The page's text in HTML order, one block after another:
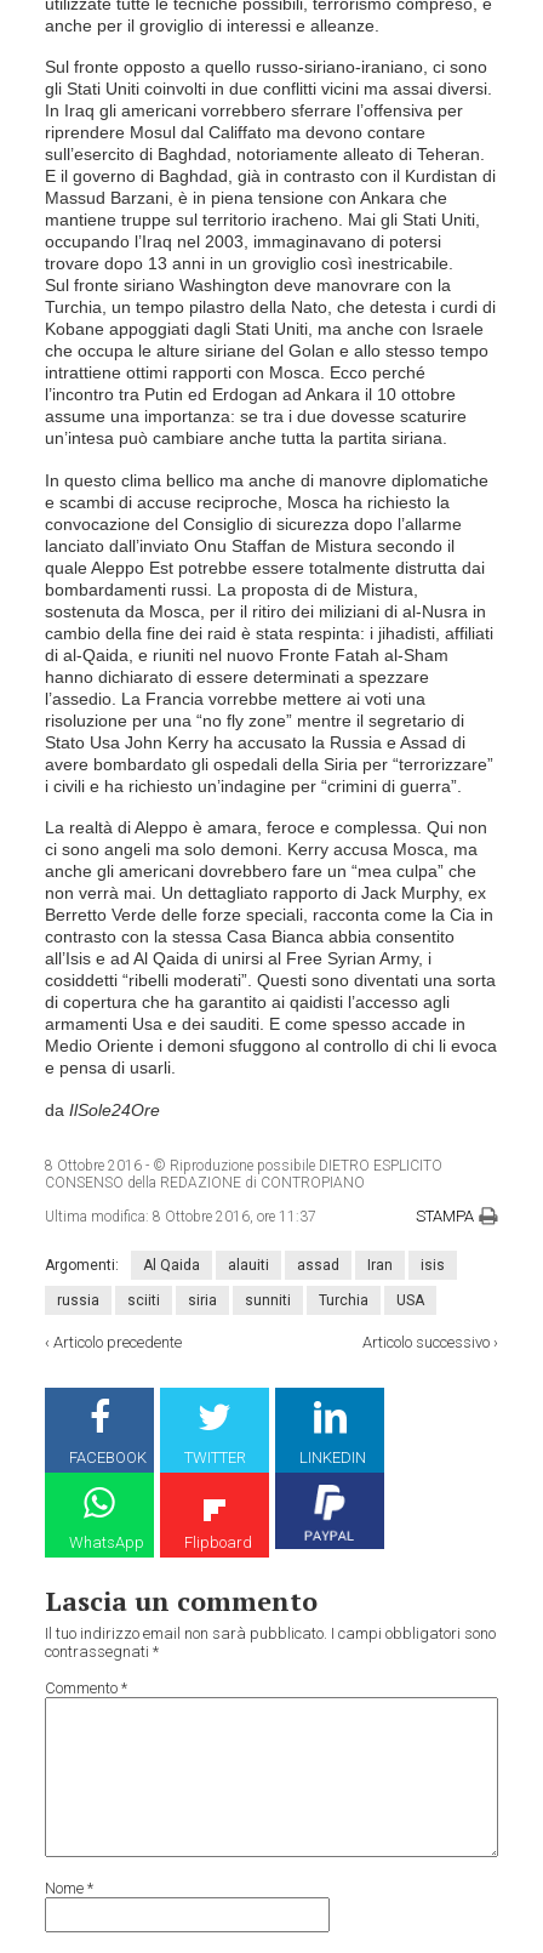
anche per il groviglio di interessi e alleanze.
Sul fronte opposto a quello russo-siriano-iraniano, ci sono
gli Stati Uniti coinvolti in due conflitti vicini ma assai diversi.
In Iraq gli americani vorrebbero sferrare l’offensiva per
riprendere Mosul dal Califfato ma devono contare
sull’esercito di Baghdad, notoriamente alleato di Teheran.
E il governo di Baghdad, già in contrasto con il Kurdistan di
Massud Barzani, è in piena tensione con Ankara che
mantiene truppe sul territorio iracheno. Mai gli Stati Uniti,
occupando l’Iraq nel 2003, immaginavano di potersi
trovare dopo 13 anni in un groviglio così inestricabile.
Sul fronte siriano Washington deve manovrare con la
Turchia, un tempo pilastro della Nato, che detesta i curdi di
Kobane appoggiati dagli Stati Uniti, ma anche con Israele
che occupa le alture siriane del Golan e allo stesso tempo
intrattiene ottimi rapporti con Mosca. Ecco perché
l’incontro tra Putin ed Erdogan ad Ankara il 10 ottobre
assume una importanza: se tra i due dovesse scaturire
un’intesa può cambiare anche tutta la partita siriana.
In questo clima bellico ma anche di manovre diplomatiche
e scambi di accuse reciproche, Mosca ha richiesto la
convocazione del Consiglio di sicurezza dopo l’allarme
lanciato dall’inviato Onu Staffan de Mistura secondo il
quale Aleppo Est potrebbe essere totalmente distrutta dai
bombardamenti russi. La proposta di de Mistura,
sostenuta da Mosca, per il ritiro dei miliziani di al-Nusra in
cambio della fine dei raid è stata respinta: i jihadisti, affiliati
di al-Qaida, e riuniti nel nuovo Fronte Fatah al-Sham
hanno dichiarato di essere determinati a spezzare
l’assedio. La Francia vorrebbe mettere ai voti una
risoluzione per una “no fly zone” mentre il segretario di
Stato Usa John Kerry ha accusato la Russia e Assad di
avere bombardato gli ospedali della Siria per “terrorizzare”
i civili e ha richiesto un’indagine per “crimini di guerra”.
La realtà di Aleppo è amara, feroce e complessa. Qui non
ci sono angeli ma solo demoni. Kerry accusa Mosca, ma
anche gli americani dovrebbero fare un “mea culpa” che
non verrà mai. Un dettagliato rapporto di Jack Murphy, ex
Berretto Verde delle forze speciali, racconta come la Cia in
contrasto con la stessa Casa Bianca abbia consentito
all’Isis e ad Al Qaida di unirsi al Free Syrian Army, i
cosiddetti “ribelli moderati”. Questi sono diventati una sorta
di copertura che ha garantito ai qaidisti l’accesso agli
armamenti Usa e dei sauditi. E come spesso accade in
Medio Oriente i demoni sfuggono al controllo di chi li evoca
e pensa di usarli.
daIlSole24Ore
8 Ottobre 2016 - © Riproduzione possibile DIETRO ESPLICITO
CONSENSO della REDAZIONE di CONTROPIANO
Ultima modifica:8 Ottobre 2016, ore 11:37 STAMPA
Argomenti: Al Qaida alauiti assad Iran isis
russia sciiti siria sunniti Turchia USA
‹Articolo precedente Articolo successivo›
FACEBOOK TWITTER LINKEDIN
WhatsApp Flipboard
Lascia un commento
Il tuo indirizzo email non sarà pubblicato. I campi obbligatori sono
contrassegnati*
Commento*
Nome*